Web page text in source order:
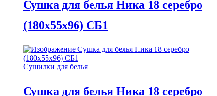
Сушка для белья Ника 18 серебро
(180х55х96) СБ1
Сушилки для белья
Сушка для белья Ника 18 серебро